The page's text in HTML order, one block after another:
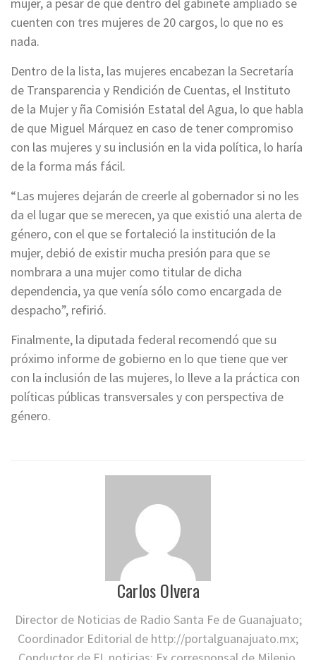
cuenten con tres mujeres de 20 cargos, lo que no es
nada.
Dentro de la lista, las mujeres encabezan la Secretaría
de Transparencia y Rendición de Cuentas, el Instituto
de la Mujer y ña Comisión Estatal del Agua, lo que habla
de que Miguel Márquez en caso de tener compromiso
con las mujeres y su inclusión en la vida política, lo haría
de la forma más fácil.
“Las mujeres dejarán de creerle al gobernador si no les
da el lugar que se merecen, ya que existió una alerta de
género, con el que se fortaleció la institución de la
mujer, debió de existir mucha presión para que se
nombrara a una mujer como titular de dicha
dependencia, ya que venía sólo como encargada de
despacho”, refirió.
Finalmente, la diputada federal recomendó que su
próximo informe de gobierno en lo que tiene que ver
con la inclusión de las mujeres, lo lleve a la práctica con
políticas públicas transversales y con perspectiva de
género.
Carlos Olvera
Director de Noticias de Radio Santa Fe de Guanajuato;
Coordinador Editorial de http://portalguanajuato.mx;